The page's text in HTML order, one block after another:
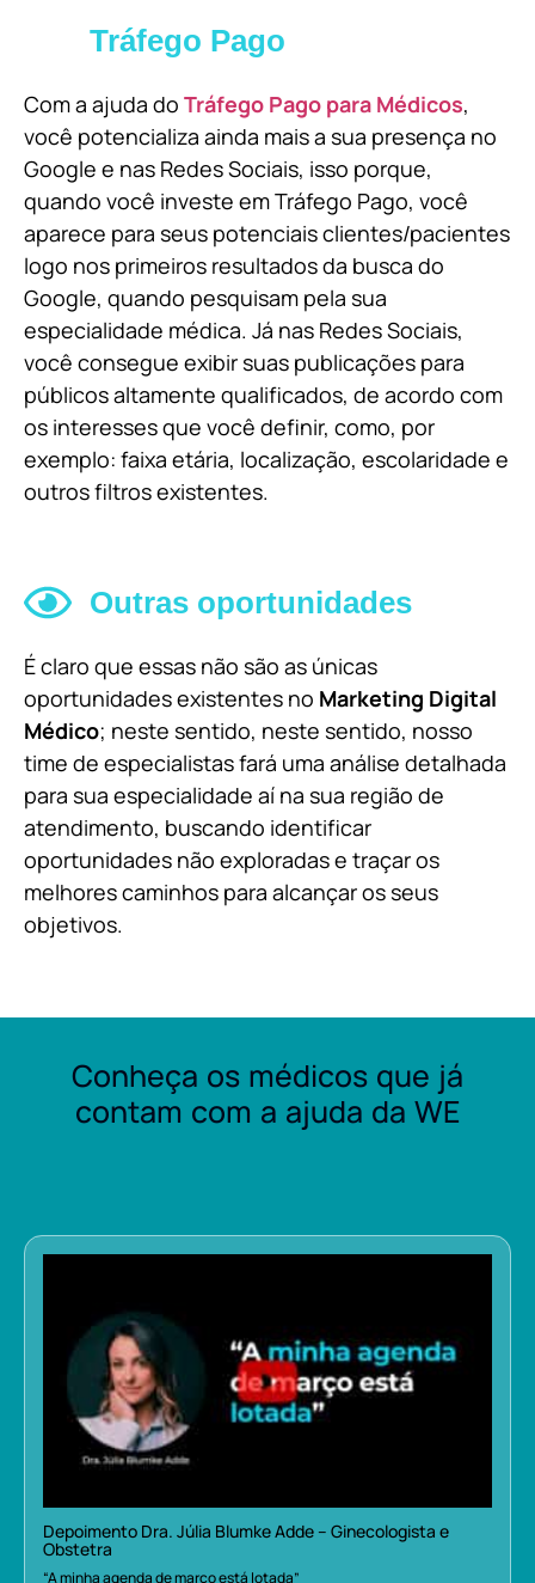
Tráfego Pago
Com a ajuda do Tráfego Pago para Médicos,
você potencializa ainda mais a sua presença no
Google e nas Redes Sociais, isso porque,
quando você investe em Tráfego Pago, você
aparece para seus potenciais clientes/pacientes
logo nos primeiros resultados da busca do
Google, quando pesquisam pela sua
especialidade médica. Já nas Redes Sociais,
você consegue exibir suas publicações para
públicos altamente qualificados, de acordo com
os interesses que você definir, como, por
exemplo: faixa etária, localização, escolaridade e
outros filtros existentes.
Outras oportunidades
É claro que essas não são as únicas
oportunidades existentes no Marketing Digital
Médico; neste sentido, neste sentido, nosso
time de especialistas fará uma análise detalhada
para sua especialidade aí na sua região de
atendimento, buscando identificar
oportunidades não exploradas e traçar os
melhores caminhos para alcançar os seus
objetivos.
Conheça os médicos que já
contam com a ajuda da WE
Depoimento Dra. Júlia Blumke Adde – Ginecologista e
Obstetra
“A minha agenda de março está lotada”